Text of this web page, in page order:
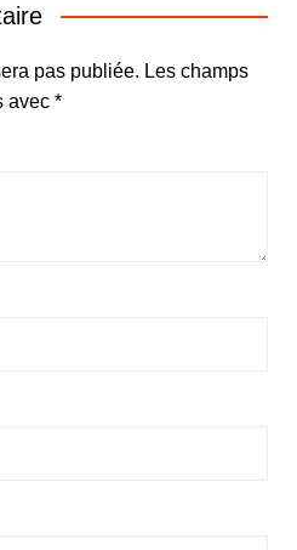
pas publiée. Les champs
avec *